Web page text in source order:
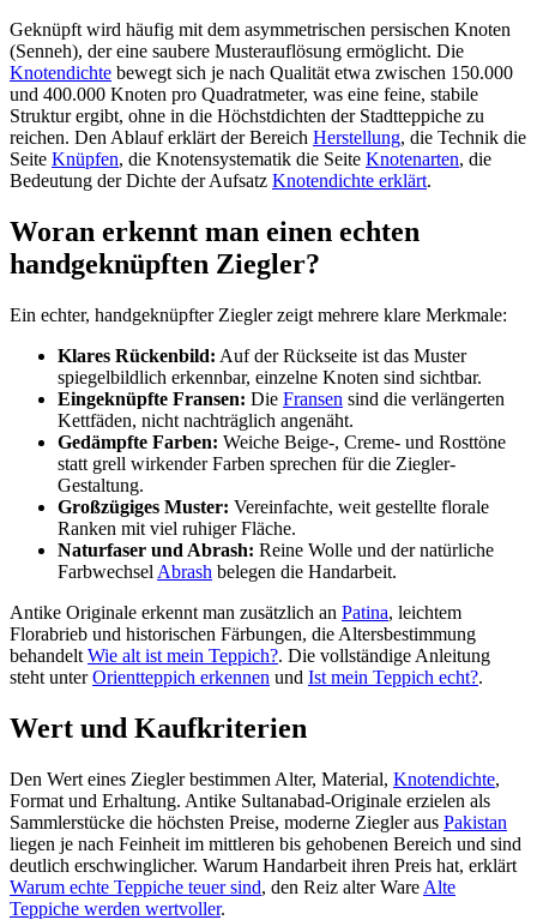
Geknüpft wird häufig mit dem asymmetrischen persischen Knoten
(Senneh), der eine saubere Musterauflösung ermöglicht. Die
Knotendichte bewegt sich je nach Qualität etwa zwischen 150.000
und 400.000 Knoten pro Quadratmeter, was eine feine, stabile
Struktur ergibt, ohne in die Höchstdichten der Stadtteppiche zu
reichen. Den Ablauf erklärt der Bereich Herstellung, die Technik die
Seite Knüpfen, die Knotensystematik die Seite Knotenarten, die
Bedeutung der Dichte der Aufsatz Knotendichte erklärt.
Woran erkennt man einen echten
handgeknüpften Ziegler?
Ein echter, handgeknüpfter Ziegler zeigt mehrere klare Merkmale:
Klares Rückenbild: Auf der Rückseite ist das Muster
spiegelbildlich erkennbar, einzelne Knoten sind sichtbar.
Eingeknüpfte Fransen: Die Fransen sind die verlängerten
Kettfäden, nicht nachträglich angenäht.
Gedämpfte Farben: Weiche Beige-, Creme- und Rosttöne
statt grell wirkender Farben sprechen für die Ziegler-
Gestaltung.
Großzügiges Muster: Vereinfachte, weit gestellte florale
Ranken mit viel ruhiger Fläche.
Naturfaser und Abrash: Reine Wolle und der natürliche
Farbwechsel Abrash belegen die Handarbeit.
Antike Originale erkennt man zusätzlich an Patina, leichtem
Florabrieb und historischen Färbungen, die Altersbestimmung
behandelt Wie alt ist mein Teppich?. Die vollständige Anleitung
steht unterOrientteppich erkennen und Ist mein Teppich echt?.
Wert und Kaufkriterien
Den Wert eines Ziegler bestimmen Alter, Material, Knotendichte,
Format und Erhaltung. Antike Sultanabad-Originale erzielen als
Sammlerstücke die höchsten Preise, moderne Ziegler aus Pakistan
liegen je nach Feinheit im mittleren bis gehobenen Bereich und sind
deutlich erschwinglicher. Warum Handarbeit ihren Preis hat, erklärt
Warum echte Teppiche teuer sind, den Reiz alter Ware Alte
Teppiche werden wertvoller.